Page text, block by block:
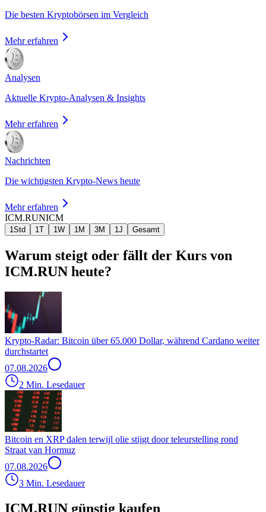
Die besten Kryptobörsen im Vergleich
Mehr erfahren
Analysen
Aktuelle Krypto-Analysen & Insights
Mehr erfahren
Nachrichten
Die wichtigsten Krypto-News heute
Mehr erfahren
ICM.RUNICM
1Std 1T 1W 1M 3M 1J Gesamt
Warum steigt oder fällt der Kurs von
ICM.RUN heute?
Krypto-Radar: Bitcoin über 65.000 Dollar, während Cardano weiter
durchstartet
07.08.2026
2 Min. Lesedauer
Bitcoin en XRP dalen terwijl olie stijgt door teleurstelling rond
Straat van Hormuz
07.08.2026
3 Min. Lesedauer
ICM.RUN günstig kaufen